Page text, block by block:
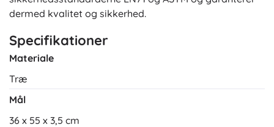
dermed kvalitet og sikkerhed.
Specifikationer
Materiale
Træ
Mål
36 x 55 x 3,5 cm